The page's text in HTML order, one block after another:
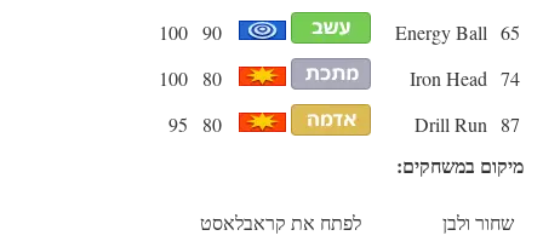
65
Energy Ball
90
100
74
Iron Head
80
100
87
Drill Run
80
95
מיקום במשחקים:
שחור ולבן
לפתח את קראבלאסט